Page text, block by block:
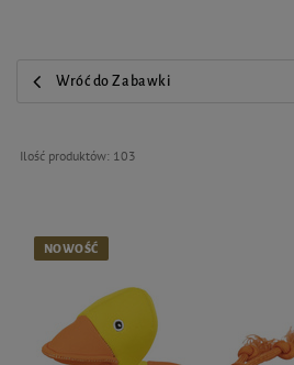
Wróć do Zabawki
Ilość produktów: 103
NOWOŚĆ